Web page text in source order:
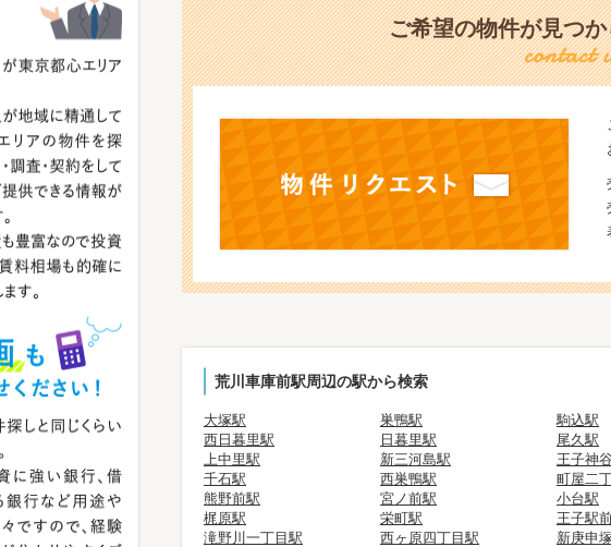
ご希望の物件が見つ
荒川車庫前駅周辺の駅から検索
大塚駅 巣鴨駅 駒込駅
西日暮里駅
日暮里駅 尾久駅
上中里駅
新三河島駅 王子神
千石駅
西巣鴨駅 町屋二
熊野前駅
宮ノ前駅 小台駅
梶原駅
栄町駅 王子駅
滝野川一丁目駅
西ヶ原四丁目駅 新庚申